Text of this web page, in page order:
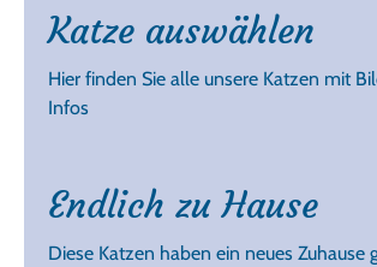
Katze auswählen
Hier finden Sie alle unsere Katzen mit
Infos
Endlich zu Hause
Diese Katzen haben ein neues Zuhause